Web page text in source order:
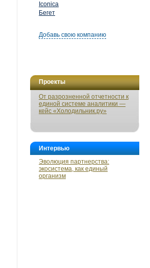
Iconica
Бегет
Добавь свою компанию
Проекты
От разрозненной отчетности к
единой системе аналитики —
кейс «Холодильник.ру»
Интервью
Эволюция партнерства:
экосистема, как единый
организм